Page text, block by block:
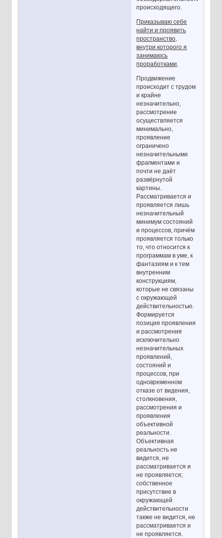
происходящего.
Приказываю себе
найти и проявить
пространство,
внутри которого я
занимаюсь
проработками
Продвижение
происходит с трудом
и крайне
незначительно,
рассмотрение
осуществляется
минимально,
проявление
ограничено
незначительными
фрагментами и
почти не даёт
развёрнутой
картины.
Рассматривается и
проявляется лишь
незначительный
минимум состояний
и процессов, причём
проявляется только
то, что относится к
программам в уме, к
фантазиям и к тем
внутренним
конструкциям,
которые не связаны
с окружающей
действительностью.
Формируется
позиция проявления
и рассмотрения
исключительно
незначительных
проявлений,
состояний и
процессов, при
одновременном
отказе от видения,
столкновения,
рассмотрения и
проявления
объективной
реальности.
Объективная
реальность не
видится, не
рассматривается и
не проявляется;
собственное
присутствие в
окружающей
действительности
также не видится, не
рассматривается и
не проявляется.